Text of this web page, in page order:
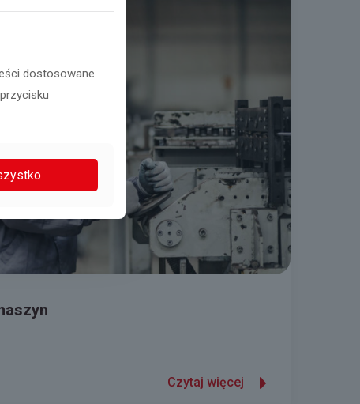
Czytaj więcej
dostosowane